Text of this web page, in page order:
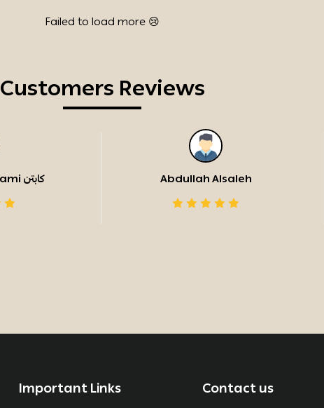
Failed to load more 😢
Customers Reviews
Bassim Algashami كابتن Abdullah Alsaleh
Important Links Contact us